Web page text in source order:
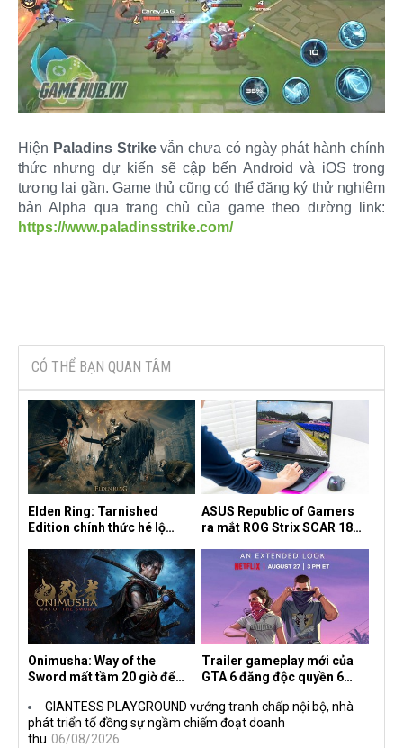
Hiện Paladins Strikevẫn chưa có ngày phát hành chính
thức nhưng dự kiến sẽ cập bến Android và iOS trong
tương lai gần. Game thủ cũng có thể đăng ký thử nghiệm
bản Alpha qua trang chủ của game theo đường link:
https://www.paladinsstrike.com/
CÓ THỂ BẠN QUAN TÂM
Elden Ring: Tarnished
Edition chính thức hé lộ
ASUS Republic of Gamers
ra mắt ROG Strix SCAR 18
Onimusha: Way of the
Sword mất tầm 20 giờ để
dành cho newbie và lão làng
Trailer gameplay mới của
GTA 6 đăng độc quyền 6
đang quá tham?
GIANTESS PLAYGROUND vướng tranh chấp nội bộ, nhà
phát triển tố đồng sự ngầm chiếm đoạt doanh
thu 06/08/2026